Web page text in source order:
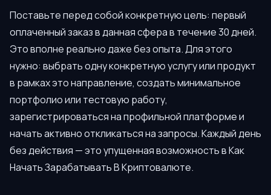
Поставьте перед собой конкретную цель: первый
оплаченный заказ в данная сфера в течение 30 дней.
Это вполне реально даже без опыта. Для этого
нужно: выбрать одну конкретную услугу или продукт
в рамках это направление, создать минимальное
портфолио или тестовую работу,
зарегистрироваться на профильной платформе и
начать активно откликаться на запросы. Каждый день
без действия — это упущенная возможность в Как
Начать Зарабатывать В Криптовалюте.